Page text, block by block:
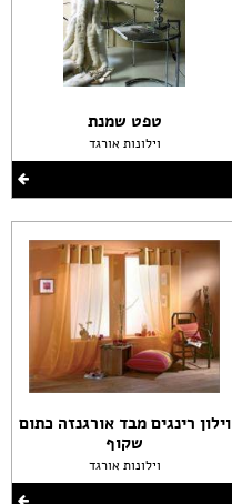
טפט שמנת
וילונות אורגד
וילון רינגים מבד אורגנזה כתום
שקוף
וילונות אורגד